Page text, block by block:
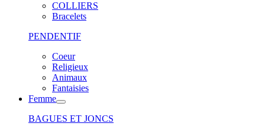
COLLIERS
Bracelets
PENDENTIF
Coeur
Religieux
Animaux
Fantaisies
Femme
BAGUES ET JONCS